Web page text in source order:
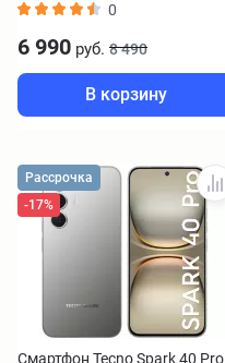
0
6 990 руб. 8 490
В корзину
Рассрочка
-17%
Смартфон Tecno Spark 40 Pro